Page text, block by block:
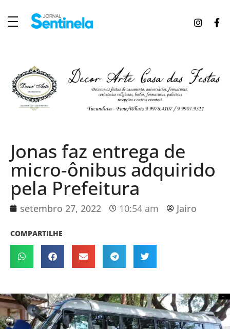
Jonas faz entrega de
micro-ônibus adquirido
pela Prefeitura
setembro 27, 2022 10:54 am Jairo
COMPARTILHE